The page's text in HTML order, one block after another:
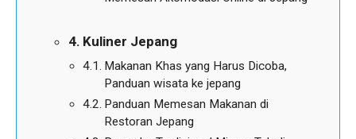
Kuliner Jepang
Makanan Khas yang Harus Dicoba,
Panduan wisata ke jepang
Panduan Memesan Makanan di
Restoran Jepang